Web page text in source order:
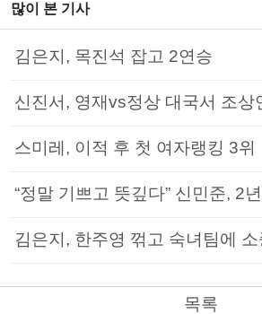
많이 본 기사
김은지, 목진석 잡고 2연승
신진서, 영재vs정상 대국서 조상
스미레, 이적 후 첫 여자랭킹 3위
“정말 기쁘고 뜻깊다” 신민준, 2
김은지, 한주영 꺾고 숙녀팀에
목록